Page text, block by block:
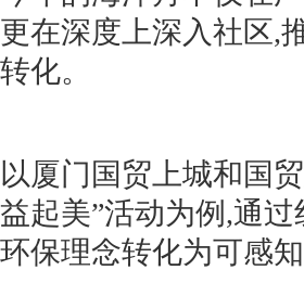
更在深度上深入社区,
转化。
以厦门国贸上城和国
益起美”活动为例,通
环保理念转化为可感